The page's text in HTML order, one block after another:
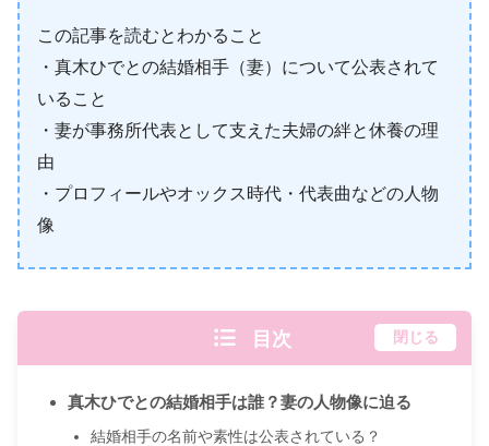
この記事を読むとわかること
・真木ひでとの結婚相手（妻）について公表されて
いること
・妻が事務所代表として支えた夫婦の絆と休養の理
由
・プロフィールやオックス時代・代表曲などの人物
像
目次 閉じる
真木ひでとの結婚相手は誰？妻の人物像に迫る
結婚相手の名前や素性は公表されている？